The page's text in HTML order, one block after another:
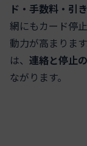
ド・手数料・引
網にもカード停
動力が高まりま
は、 連絡と停止
ながります。